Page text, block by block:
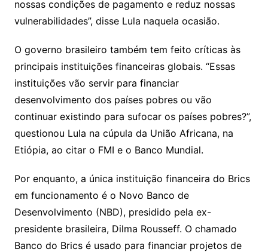
nossas condições de pagamento e reduz nossas
vulnerabilidades”, disse Lula naquela ocasião.
O governo brasileiro também tem feito críticas às
principais instituições financeiras globais. “Essas
instituições vão servir para financiar
desenvolvimento dos países pobres ou vão
continuar existindo para sufocar os países pobres?”,
questionou Lula na cúpula da União Africana, na
Etiópia, ao citar o FMI e o Banco Mundial.
Por enquanto, a única instituição financeira do Brics
em funcionamento é o Novo Banco de
Desenvolvimento (NBD), presidido pela ex-
presidente brasileira, Dilma Rousseff. O chamado
Banco do Brics é usado para financiar projetos de